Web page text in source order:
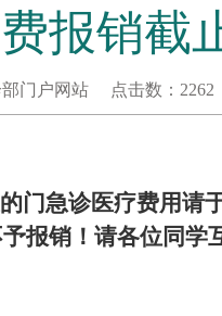
报销截
门户网站 点击数： 2262
急诊医疗费用请
报销！请各位同学